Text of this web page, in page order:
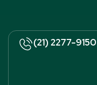
(21) 2277-9150